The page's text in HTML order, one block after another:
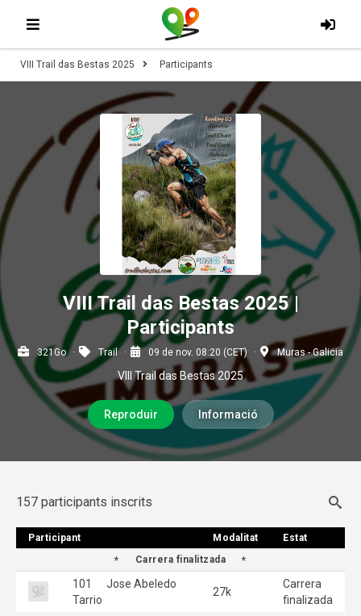
VIII Trail das Bestas 2025 Participants
VIII Trail das Bestas 2025 |
Participants
321Go Trail 09 de nov. 08:20 (CET) Muras - Galicia
VIII Trail das Bestas 2025
Reproduir Informació
157 participants inscrits
Participant Modalitat
Estat
Carrera finalitzada
101
Jose Abeledo
Tarrio
27k
Carrera
finalizada
Participant Modalitat Estat